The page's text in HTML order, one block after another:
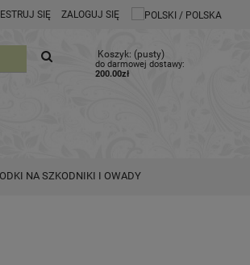
SIĘ ZALOGUJ SIĘ
Koszyk: (pusty)
do darmowej dostawy:
200.00zł
NA SZKODNIKI I OWADY